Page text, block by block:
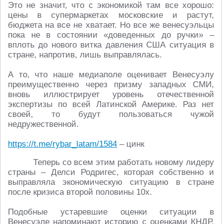
Это не значит, что с экономикой там все хорошо:
цены в супермаркетах московские и растут,
бюджета на все не хватает. Но все же венесуэльцы
пока не в состоянии «доведенных до ручки» –
вплоть до нового витка давления США ситуация в
стране, напротив, лишь выправлялась.
А то, что наше медиаполе оценивает Венесуэлу
преимущественно через призму западных СМИ,
вновь иллюстрирует уровень отечественной
экспертизы по всей Латинской Америке. Раз нет
своей, то будут пользоваться чужой
недружественной.
https://t.me/rybar_latam/1584 – цинк
Теперь со всем этим работать новому лидеру
страны – Делси Родригес, которая собственно и
выправляла экономическую ситуацию в стране
после кризиса второй половины 10х.
Подобные устаревшие оценки ситуации в
Венесуэле напоминают историю с оценками КНДР,